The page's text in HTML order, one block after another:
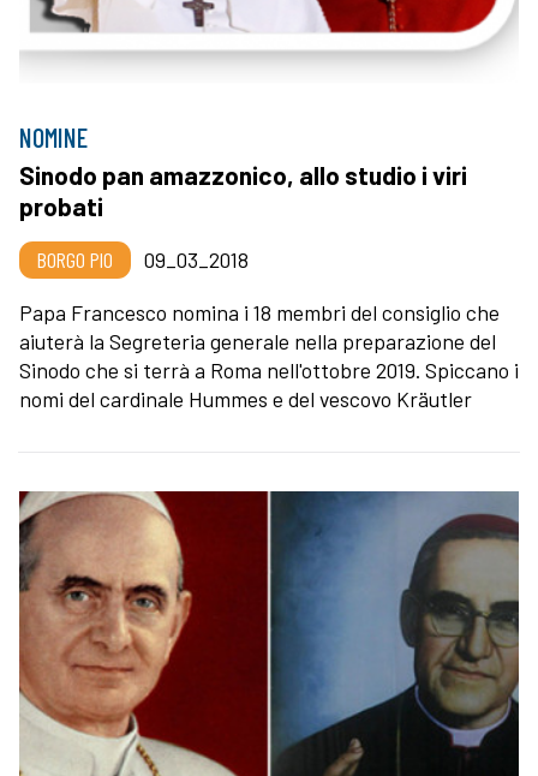
NOMINE
Sinodo pan amazzonico, allo studio i viri
probati
BORGO PIO
09_03_2018
Papa Francesco nomina i 18 membri del consiglio che
aiuterà la Segreteria generale nella preparazione del
Sinodo che si terrà a Roma nell'ottobre 2019. Spiccano i
nomi del cardinale Hummes e del vescovo Kräutler